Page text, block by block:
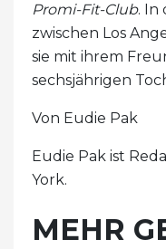
Promi-Fit-Club. In
zwischen Los
sie mit ihrem
sechsjährigen
Von Eudie Pak
Eudie Pak ist
York.
MEHR